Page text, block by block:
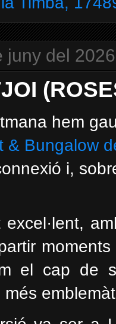
juny del 2026
hem
& Bungalow
i,
excel·lent,
el cap de